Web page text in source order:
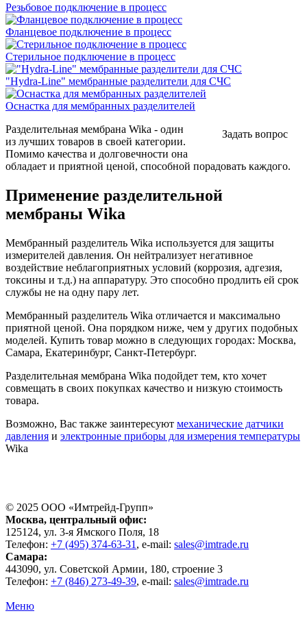
Резьбовое подключение в процесс
Фланцевое подключение в процесс
Стерильное подключение в процесс
"Hydra-Line" мембранные разделители для СЧС
Оснастка для мембранных разделителей
Задать вопрос
Разделительная мембрана Wika - один
из лучших товаров в своей категории.
Помимо качества и долговечности она
обладает и приятной ценой, способной порадовать каждого.
Применение разделительной
мембраны Wika
Мембранный разделитель Wika используется для защиты
измерителей давления. Он нейтрализует негативное
воздействие неблагоприятных условий (коррозия, адгезия,
токсины и т.д.) на аппаратуру. Это способно продлить ей срок
службы не на одну пару лет.
Мембранный разделитель Wika отличается и максимально
приятной ценой. Она порядком ниже, чем у других подобных
моделей. Купить товар можно в следующих городах: Москва,
Самара, Екатеринбург, Санкт-Петербург.
Разделительная мембрана Wika подойдет тем, кто хочет
совмещать в своих покупках качество и низкую стоимость
товара.
Возможно, Вас также заинтересуют механические датчики
давления и электронные приборы для измерения температуры
Wika
© 2025 ООО «Имтрейд-Групп»
Москва, центральный офис:
125124, ул. 3-я Ямского Поля, 18
Телефон: +7 (495) 374-63-31 , e-mail: sales@imtrade.ru
Самара:
443090, ул. Советской Армии, 180, строение 3
Телефон: +7 (846) 273-49-39, e-mail: sales@imtrade.ru
Меню